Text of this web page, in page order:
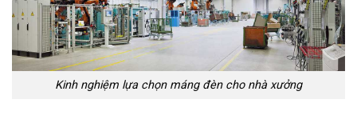
Kinh nghiệm lựa chọn máng đèn cho nhà xưởng